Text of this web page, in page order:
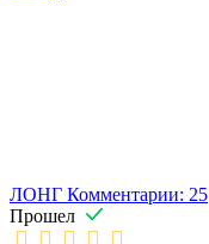
ЛОНГ Комментарии: 25
Прошел